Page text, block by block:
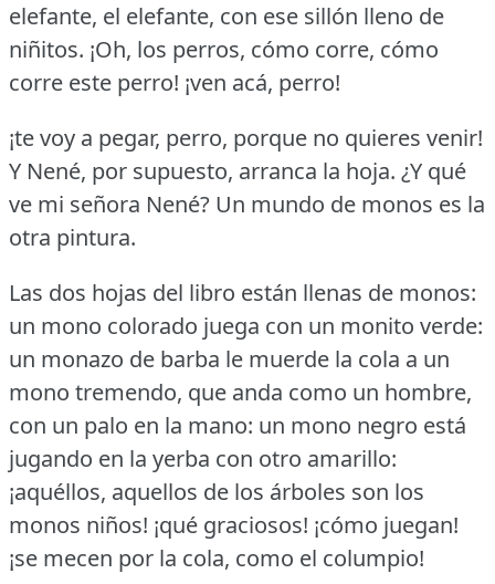
elefante, el elefante, con ese sillón lleno de
niñitos. ¡Oh, los perros, cómo corre, cómo
corre este perro! ¡ven acá, perro!
¡te voy a pegar, perro, porque no quieres venir!
Y Nené, por supuesto, arranca la hoja. ¿Y qué
ve mi señora Nené? Un mundo de monos es la
otra pintura.
Las dos hojas del libro están llenas de monos:
un mono colorado juega con un monito verde:
un monazo de barba le muerde la cola a un
mono tremendo, que anda como un hombre,
con un palo en la mano: un mono negro está
jugando en la yerba con otro amarillo:
¡aquéllos, aquellos de los árboles son los
monos niños! ¡qué graciosos! ¡cómo juegan!
¡se mecen por la cola, como el columpio!